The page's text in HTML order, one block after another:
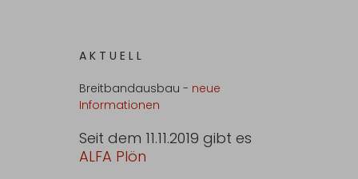
A K T U E L L
Breitbandausbau - neue
Informationen
Seit dem 11.11.2019 gibt es
ALFA Plön